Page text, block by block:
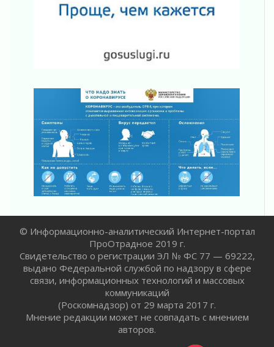
«Активное лето»
02 августа 2026
регионом и страной
02 августа 2026
ПСК через Гослуслуги напомнит жителям
Ленинградской области о неоплаченных
счетах
02 августа 2026
Пропавшего подростка нашли в Кировском
районе Ленобласти
02 августа 2026
действовать при укусе клеща
02 августа 2026
В Ивангороде назвали новых почетных
граждан Ленинградской области
02 августа 2026
Готовность №1
Километровые столбы «Дороги жизни»
отправили на реставрацию
© Информационно-аналитический Интернет-портал
ПроОтрадное 2019 г.
Свидетельство о регистрации ЭЛ № ФС 77 — 69222,
выдано Федеральной службой по надзору в сфере
связи, информационных технологий и массовых
коммуникаций
(Роскомнадзор) от 29 марта 2017 г.
Мнение редакции может не совпадать с мнением
авторов.